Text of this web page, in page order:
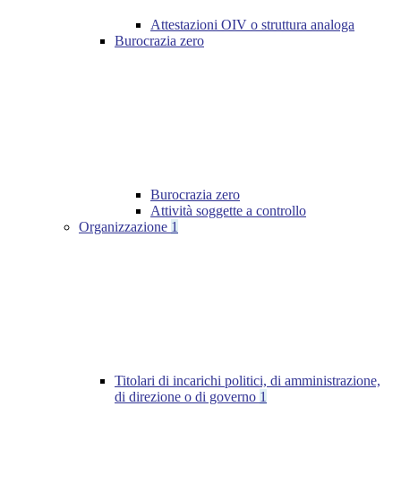
Attestazioni OIV o struttura analoga
Burocrazia zero
Burocrazia zero
Attività soggette a controllo
Organizzazione 1
Titolari di incarichi politici, di amministrazione,
di direzione o di governo 1